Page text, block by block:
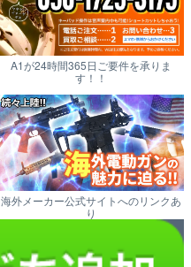
A1が24時間365日ご要件を承りま
す！！
海外メーカー公式サイトへのリンクあ
り